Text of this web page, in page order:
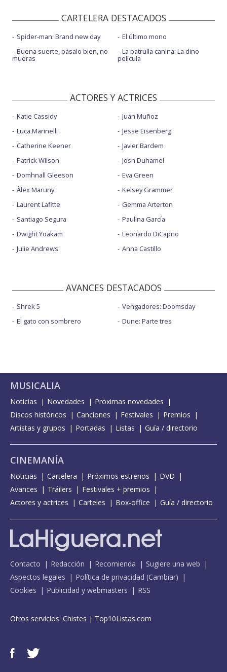
CARTELERA DESTACADOS
Spider-man: Brand new day
Buena suerte, pásalo bien, no
mueras
El último mono
La patrulla canina: La dino
película
ACTORES Y ACTRICES
Katie Cassidy
Luca Marinelli
Catherine Keener
Patrick Wilson
Domhnall Gleeson
Àlex Maruny
Laurent Lafitte
Santiago Segura
Dwight Yoakam
Julie Andrews
Juan Muñoz
Jesse Eisenberg
Javier Bardem
Josh Duhamel
Eva Green
Kelsey Grammer
Gemma Arterton
Paulina García
Leonardo DiCaprio
Anna Castillo
AVANCES DESTACADOS
Shrek 5
El gato con sombrero
Vengadores: Doomsday
Dune: Parte tres
MUSICALIA
Noticias Novedades
Próximas novedades
Discos históricos
Canciones Festivales
Premios
Artistas y grupos
Portadas Listas Guía / directorio
CINEMANÍA
Noticias Cartelera Próximos estrenos
DVD
Avances
Tráilers
Festivales + premios
Actores y actrices
Carteles Box-office Guía / directorio
Contacto Redacción Recomienda
Sugiere una web
Aspectos legales
Política de privacidad (Cambiar)
Cookies
Publicidad y webmasters RSS
Otros servicios: Chistes | Top10Listas.com